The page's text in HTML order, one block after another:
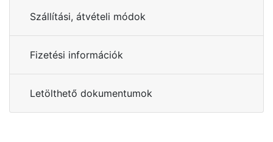
Szállítási, átvételi módok
Fizetési információk
Letölthető dokumentumok